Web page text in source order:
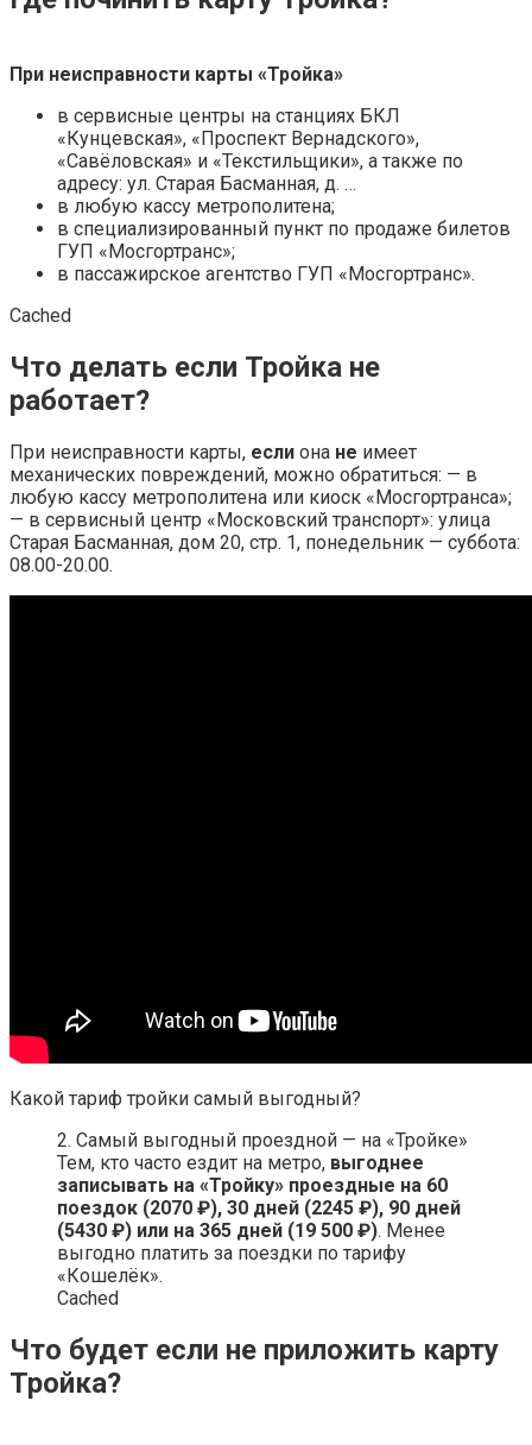
При неисправности карты «Тройка»
в сервисные центры на станциях БКЛ
«Кунцевская», «Проспект Вернадского»,
«Савёловская» и «Текстильщики», а также по
адресу: ул. Старая Басманная, д. …
в любую кассу метрополитена;
в специализированный пункт по продаже билетов
ГУП «Мосгортранс»;
в пассажирское агентство ГУП «Мосгортранс».
Cached
Что делать если Тройка не
работает?
При неисправности карты, если она не имеет
механических повреждений, можно обратиться: — в
любую кассу метрополитена или киоск «Мосгортранса»;
— в сервисный центр «Московский транспорт»: улица
Старая Басманная, дом 20, стр. 1, понедельник — суббота:
08.00-20.00.
Какой тариф тройки самый выгодный?
2. Самый выгодный проездной — на «Тройке»
Тем, кто часто ездит на метро, выгоднее
записывать на «Тройку» проездные на 60
поездок (2070 ₽), 30 дней (2245 ₽), 90 дней
(5430 ₽) или на 365 дней (19 500 ₽). Менее
выгодно платить за поездки по тарифу
«Кошелёк».
Cached
Что будет если не приложить карту
Тройка?